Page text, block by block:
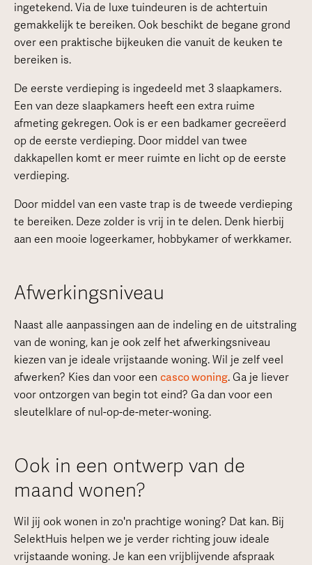
ingetekend. Via de luxe tuindeuren is de achtertuin
gemakkelijk te bereiken. Ook beschikt de begane grond
over een praktische bijkeuken die vanuit de keuken te
bereiken is.
De eerste verdieping is ingedeeld met 3 slaapkamers.
Een van deze slaapkamers heeft een extra ruime
afmeting gekregen. Ook is er een badkamer gecreëerd
op de eerste verdieping. Door middel van twee
dakkapellen komt er meer ruimte en licht op de eerste
verdieping.
Door middel van een vaste trap is de tweede verdieping
te bereiken. Deze zolder is vrij in te delen. Denk hierbij
aan een mooie logeerkamer, hobbykamer of werkkamer.
Afwerkingsniveau
Naast alle aanpassingen aan de indeling en de uitstraling
van de woning, kan je ook zelf het afwerkingsniveau
kiezen van je ideale vrijstaande woning. Wil je zelf veel
afwerken? Kies dan voor een casco woning. Ga je liever
voor ontzorgen van begin tot eind? Ga dan voor een
sleutelklare of nul-op-de-meter-woning.
Ook in een ontwerp van de
maand wonen?
Wil jij ook wonen in zo'n prachtige woning? Dat kan. Bij
SelektHuis helpen we je verder richting jouw ideale
vrijstaande woning. Je kan een vrijblijvende afspraak